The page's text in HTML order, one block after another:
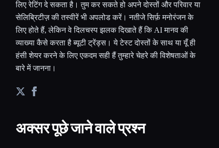
लिए रेटिंग दे सकता है। तुम कर सकते हो अपने दोस्तों और परिवार या
सेलिब्रिटीज़ की तस्वीरें भी अपलोड करें। नतीजे सिर्फ़ मनोरंजन के
लिए होते हैं, लेकिन वे दिलचस्प झलक दिखाते हैं कि AI मानव की
व्याख्या कैसे करता है ब्यूटी ट्रेंड्स। ये टेस्ट दोस्तों के साथ या यूँ ही
हंसी शेयर करने के लिए एकदम सही हैं तुम्हारे चेहरे की विशेषताओं के
बारे में जानना।
अक्सर पूछे जाने वाले प्रश्न